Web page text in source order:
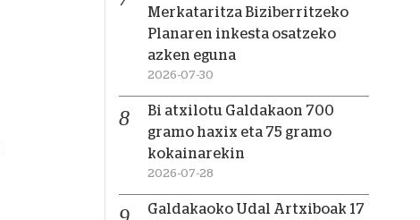
Merkataritza Biziberritzeko
Planaren inkesta osatzeko
azken eguna
2026-07-30
Bi atxilotu Galdakaon 700
gramo haxix eta 75 gramo
kokainarekin
2026-07-28
Galdakaoko Udal Artxiboak 17